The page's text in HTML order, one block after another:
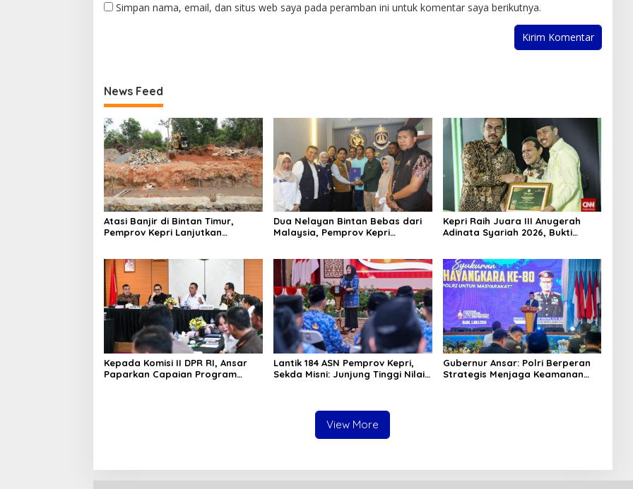
Simpan nama, email, dan situs web saya pada peramban ini untuk komentar saya berikutnya.
News Feed
Atasi Banjir di Bintan Timur,
Pemprov Kepri Lanjutkan
Dua Nelayan Bintan Bebas dari
Malaysia, Pemprov Kepri
Kepri Raih Juara III Anugerah
Adinata Syariah 2026, Bukti
Kepada Komisi II DPR RI, Ansar
Paparkan Capaian Program
Lantik 184 ASN Pemprov Kepri,
Sekda Misni: Junjung Tinggi Nilai
Gubernur Ansar: Polri Berperan
Strategis Menjaga Keamanan
View More